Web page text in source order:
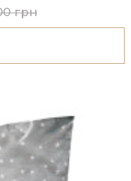
грн